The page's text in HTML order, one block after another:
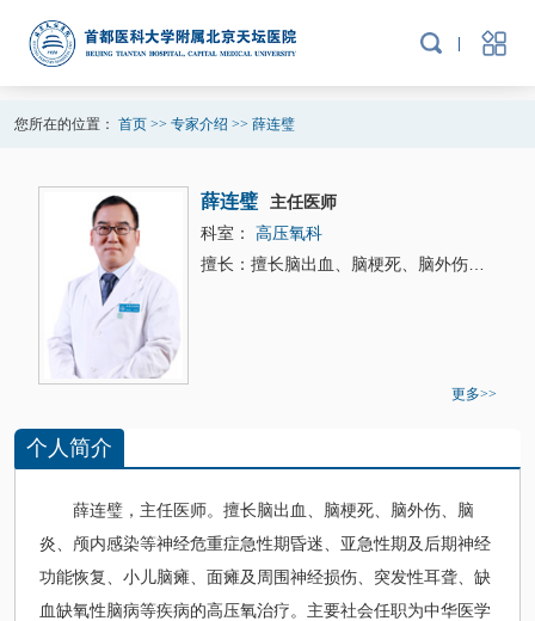
您所在的位置： 首页>> 专家介绍 >> 薛连璧
薛连璧
主任医师
科室： 高压氧科
擅长：擅长脑出血、脑梗死、脑外伤、脑炎、颅内感染等神经危重症急性期昏迷、亚急性期及后期神经功能恢复、小儿脑瘫、面瘫及周围神经损伤、突发性耳聋、缺血缺氧性脑病等疾病的高压氧治疗。
更多>>
个人简介
薛连璧，主任医师。擅长脑出血、脑梗死、脑外伤、脑
炎、颅内感染等神经危重症急性期昏迷、亚急性期及后期神经
功能恢复、小儿脑瘫、面瘫及周围神经损伤、突发性耳聋、缺
血缺氧性脑病等疾病的高压氧治疗。主要社会任职为中华医学